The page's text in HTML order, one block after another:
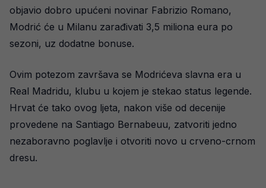
objavio dobro upućeni novinar Fabrizio Romano,
Modrić će u Milanu zarađivati 3,5 miliona eura po
sezoni, uz dodatne bonuse.
Ovim potezom završava se Modrićeva slavna era u
Real Madridu, klubu u kojem je stekao status legende.
Hrvat će tako ovog ljeta, nakon više od decenije
provedene na Santiago Bernabeuu, zatvoriti jedno
nezaboravno poglavlje i otvoriti novo u crveno-crnom
dresu.